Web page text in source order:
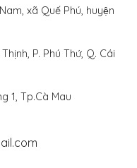
xã Quế Phú, huyện
P. Phú Thứ, Q. Cái
1, Tp.Cà Mau